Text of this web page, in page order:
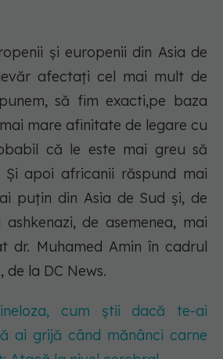
și europenii din Asia de
afectați cel mai mult de
să fim exacti,pe baza
mare afinitate de legare cu
că le este mai greu să
apoi africanii răspund mai
puțin din Asia de Sud și, de
ashkenazi, de asemenea, mai
dr. Muhamed Amin în cadrul
de la DC News.
cum știi dacă te-ai
ai grijă când mănânci carne